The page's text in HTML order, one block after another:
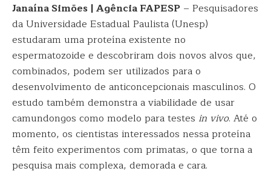
Janaína Simões | Agência FAPESP – Pesquisadores
da Universidade Estadual Paulista (Unesp)
estudaram uma proteína existente no
espermatozoide e descobriram dois novos alvos que,
combinados, podem ser utilizados para o
desenvolvimento de anticoncepcionais masculinos. O
estudo também demonstra a viabilidade de usar
camundongos como modelo para testes in vivo. Até o
momento, os cientistas interessados nessa proteína
têm feito experimentos com primatas, o que torna a
pesquisa mais complexa, demorada e cara.